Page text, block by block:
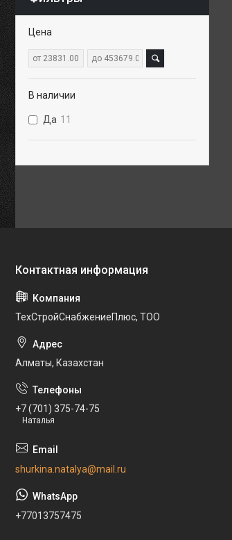
Цена
В наличии
Да 11
ТехСтройСнабжениеПлюс, ТОО
Алматы, Казахстан
+7 (701) 375-74-75
Наталья
shurkina.natalya@mail.ru
+77013757475